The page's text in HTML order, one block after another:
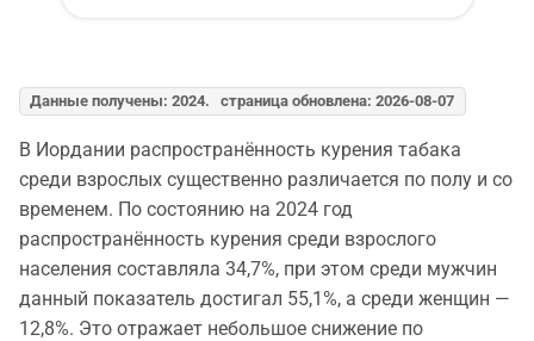
Данные получены: 2024. страница обновлена: 2026-08-07
В Иордании распространённость курения табака
среди взрослых существенно различается по полу и со
временем. По состоянию на 2024 год
распространённость курения среди взрослого
населения составляла 34,7%, при этом среди мужчин
данный показатель достигал 55,1%, а среди женщин —
12,8%. Это отражает небольшое снижение по